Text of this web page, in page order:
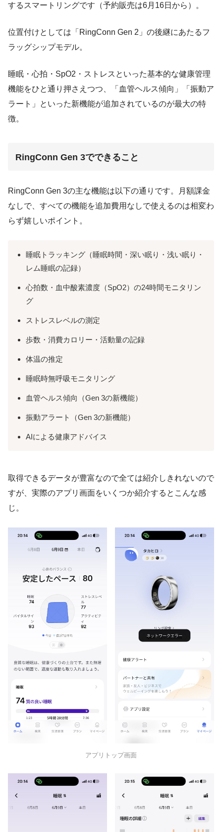
するスマートリングです（予約販売は6月16日から）。
位置付けとしては「RingConn Gen 2」の後継にあたるフ
ラッグシップモデル。
睡眠・心拍・SpO2・ストレスといった基本的な健康管理
機能をひと通り押さえつつ、「血管ヘルス傾向」「振動ア
ラート」といった新機能が追加されているのが最大の特
徴。
RingConn Gen 3でできること
RingConn Gen 3の主な機能は以下の通りです。月額課金
なしで、すべての機能を追加費用なしで使えるのは相変わ
らず嬉しいポイント。
睡眠トラッキング（睡眠時間・深い眠り・浅い眠り・
レム睡眠の記録）
心拍数・血中酸素濃度（SpO2）の24時間モニタリン
グ
ストレスレベルの測定
歩数・消費カロリー・活動量の記録
体温の推定
睡眠時無呼吸モニタリング
血管ヘルス傾向（Gen 3の新機能）
振動アラート（Gen 3の新機能）
AIによる健康アドバイス
取得できるデータが豊富なので全ては紹介しきれないので
すが、実際のアプリ画面をいくつか紹介するとこんな感
じ。
アプリトップ画面